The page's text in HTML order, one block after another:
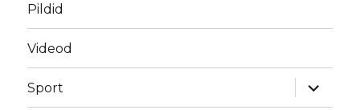
Pildid
Videod
Sport
laienda